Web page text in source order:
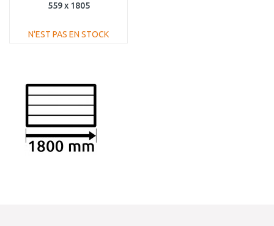
559 x 1805
N'EST PAS EN STOCK
Au comparatif